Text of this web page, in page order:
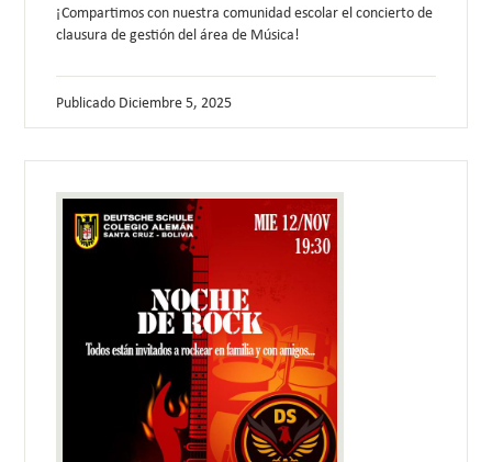
¡Compartimos con nuestra comunidad escolar el concierto de
clausura de gestión del área de Música!
Publicado Diciembre 5, 2025